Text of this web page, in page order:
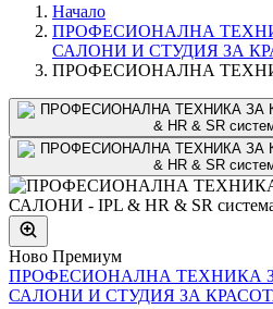
Начало
ПРОФЕСИОНАЛНА
САЛОНИ И СТУДИЯ ЗА
ПРОФЕСИОНАЛНА
Ново Премиум
ПРОФЕСИОНАЛНА ТЕХНИКА
САЛОНИ И СТУДИЯ ЗА